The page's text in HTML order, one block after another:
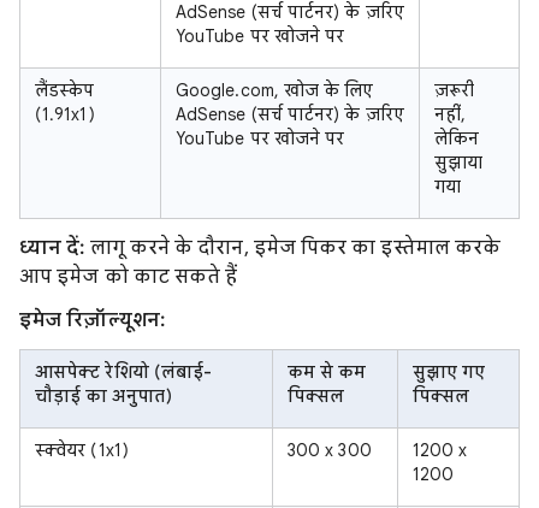
AdSense (सर्च पार्टनर) के ज़रिए
YouTube पर खोजने पर
लैंडस्केप
(1.91x1)
Google.com, खोज के लिए
AdSense (सर्च पार्टनर) के ज़रिए
YouTube पर खोजने पर
ज़रूरी
नहीं,
लेकिन
सुझाया
गया
ध्यान दें: लागू करने के दौरान, इमेज पिकर का इस्तेमाल करके
आप इमेज को काट सकते हैं
इमेज रिज़ॉल्यूशन:
आसपेक्ट रेशियो (लंबाई-
चौड़ाई का अनुपात)
कम से कम
पिक्सल
सुझाए गए
पिक्सल
स्क्वेयर (1x1) 300 x 300
1200 x
1200